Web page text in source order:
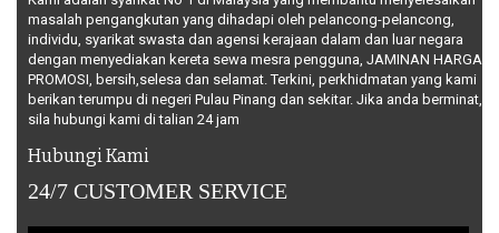
masalah pengangkutan yang dihadapi oleh pelancong-pelancong,
individu, syarikat swasta dan agensi kerajaan dalam dan luar negara
dengan menyediakan kereta sewa mesra pengguna, JAMINAN HARGA
PROMOSI, bersih,selesa dan selamat. Terkini, perkhidmatan yang kami
berikan terumpu di negeri Pulau Pinang dan sekitar. Jika anda berminat,
sila hubungi kami di talian 24 jam
Hubungi Kami
24/7 CUSTOMER SERVICE